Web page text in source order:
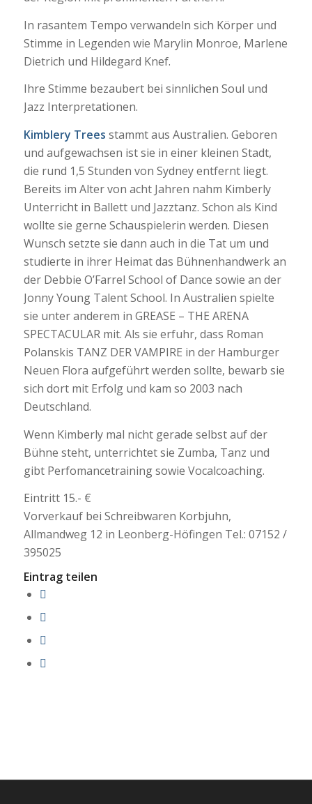
In rasantem Tempo verwandeln sich Körper und
Stimme in Legenden wie Marylin Monroe, Marlene
Dietrich und Hildegard Knef.
Ihre Stimme bezaubert bei sinnlichen Soul und
Jazz Interpretationen.
Kimblery Trees stammt aus Australien. Geboren
und aufgewachsen ist sie in einer kleinen Stadt,
die rund 1,5 Stunden von Sydney entfernt liegt.
Bereits im Alter von acht Jahren nahm Kimberly
Unterricht in Ballett und Jazztanz. Schon als Kind
wollte sie gerne Schauspielerin werden. Diesen
Wunsch setzte sie dann auch in die Tat um und
studierte in ihrer Heimat das Bühnenhandwerk an
der Debbie O’Farrel School of Dance sowie an der
Jonny Young Talent School. In Australien spielte
sie unter anderem in GREASE – THE ARENA
SPECTACULAR mit. Als sie erfuhr, dass Roman
Polanskis TANZ DER VAMPIRE in der Hamburger
Neuen Flora aufgeführt werden sollte, bewarb sie
sich dort mit Erfolg und kam so 2003 nach
Deutschland.
Wenn Kimberly mal nicht gerade selbst auf der
Bühne steht, unterrichtet sie Zumba, Tanz und
gibt Perfomancetraining sowie Vocalcoaching.
Eintritt 15.- €
Vorverkauf bei Schreibwaren Korbjuhn,
Allmandweg 12 in Leonberg-Höfingen Tel.: 07152 /
395025
Eintrag teilen